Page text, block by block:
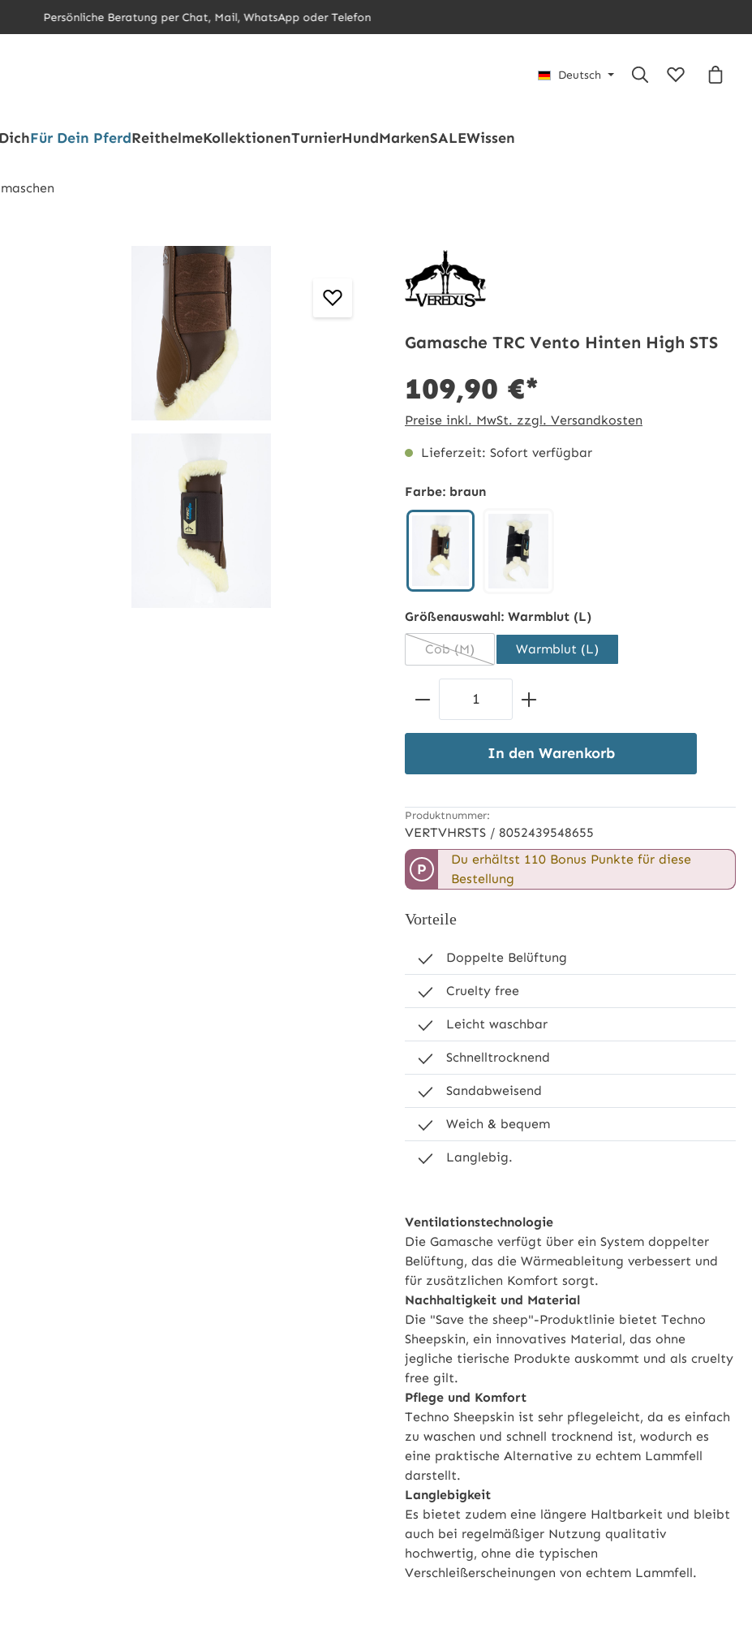
Persönliche Beratung per Chat, Mail, WhatsApp oder Telefon
Deutsch
Du hast 0
Für Dein PferdReithelmeKollektionenTurnierHundMarkenSALEWissen
Gamasche TRC Vento Hinten High STS
109,90 €*
Preise inkl. MwSt. zzgl. Versandkosten
Lieferzeit: Sofort verfügbar
Farbe: braun
Größenauswahl: Warmblut (L)
Cob (M)
(Diese Option ist zurzeit nicht verfügbar.)
Warmblut (L)
Produkt Anzahl: Gib den
In den Warenkorb
Produktnummer:
VERTVHRSTS / 8052439548655
P
Du erhältst 110 Bonus Punkte für diese
Bestellung
Vorteile
Doppelte Belüftung
Cruelty free
Leicht waschbar
Schnelltrocknend
Sandabweisend
Weich & bequem
Langlebig.
Ventilationstechnologie
Die Gamasche verfügt über ein System doppelter
Belüftung, das die Wärmeableitung verbessert und
für zusätzlichen Komfort sorgt.
Nachhaltigkeit und Material
Die "Save the sheep"-Produktlinie bietet Techno
Sheepskin, ein innovatives Material, das ohne
jegliche tierische Produkte auskommt und als cruelty
free gilt.
Pflege und Komfort
Techno Sheepskin ist sehr pflegeleicht, da es einfach
zu waschen und schnell trocknend ist, wodurch es
eine praktische Alternative zu echtem Lammfell
darstellt.
Langlebigkeit
Es bietet zudem eine längere Haltbarkeit und bleibt
auch bei regelmäßiger Nutzung qualitativ
hochwertig, ohne die typischen
Verschleißerscheinungen von echtem Lammfell.